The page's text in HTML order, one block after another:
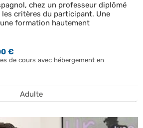
chez un professeur diplômé
critères du participant. Une
formation hautement
€
de cours avec hébergement en
Adulte